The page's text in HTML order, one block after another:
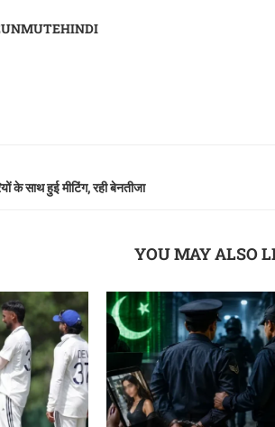
के साथ हुई मीटिंग, रही बेनतीजा
YOU MAY ALSO